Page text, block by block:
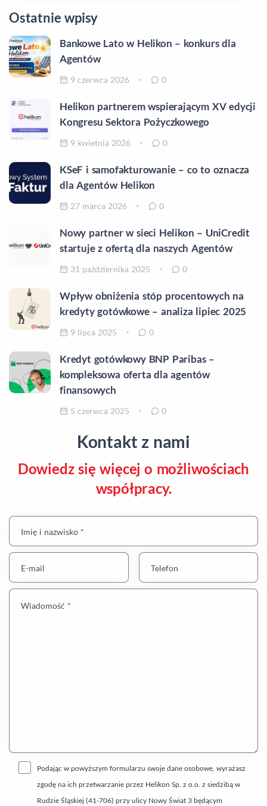
Ostatnie wpisy
Bankowe Lato w Helikon – konkurs dla
Agentów
9 czerwca 2026 0
Helikon partnerem wspierającym XV edycji
Kongresu Sektora Pożyczkowego
9 kwietnia 2026 0
KSeF i samofakturowanie – co to oznacza
dla Agentów Helikon
27 marca 2026 0
Nowy partner w sieci Helikon – UniCredit
startuje z ofertą dla naszych Agentów
31 października 2025 0
Wpływ obniżenia stóp procentowych na
kredyty gotówkowe – analiza lipiec 2025
9 lipca 2025 0
Kredyt gotówkowy BNP Paribas –
kompleksowa oferta dla agentów
finansowych
5 czerwca 2025 0
Kontakt z nami
Dowiedz się więcej o możliwościach
współpracy.
Imię i nazwisko *
E-mail Telefon
Wiadomość *
Podając w powyższym formularzu swoje dane osobowe, wyrażasz
zgodę na ich przetwarzanie przez Helikon Sp. z o.o. z siedzibą w
Rudzie Śląskiej (41-706) przy ulicy Nowy Świat 3 będącym